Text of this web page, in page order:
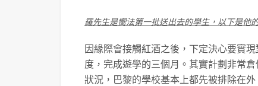
羅先生是嚮法第一批送出去的學生，以下是他
因緣際會接觸紅酒之後，下定決心要實
度，完成遊學的三個月。其實計劃非常
狀況，巴黎的學校基本上都先被排除在